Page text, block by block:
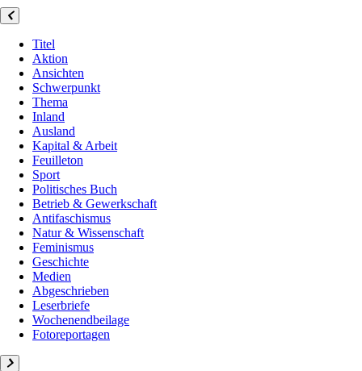
Titel
Aktion
Ansichten
Schwerpunkt
Thema
Inland
Ausland
Kapital & Arbeit
Feuilleton
Sport
Politisches Buch
Betrieb & Gewerkschaft
Antifaschismus
Natur & Wissenschaft
Feminismus
Geschichte
Medien
Abgeschrieben
Leserbriefe
Wochenendbeilage
Fotoreportagen